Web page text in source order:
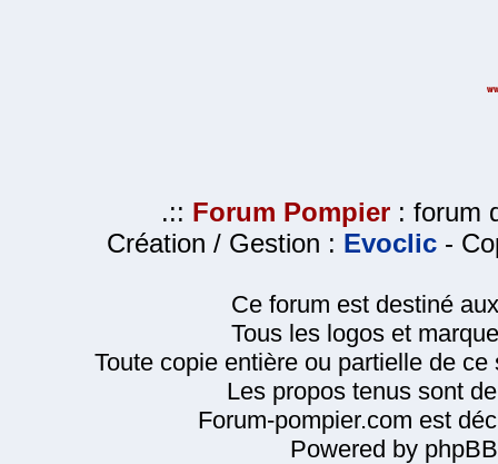
.:: Forum Pompier : forum
Création / Gestion : Evoclic -
Ce forum est destiné
Tous les logos et
Toute copie entière ou partielle de
Les propos tenus sont
Forum-pompier.com est
Powered by